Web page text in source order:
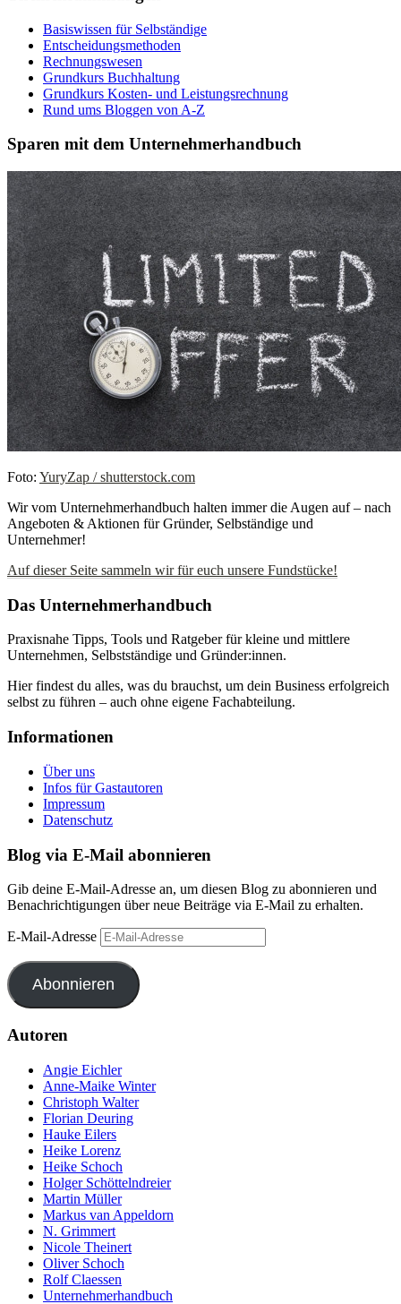
Basiswissen für Selbständige
Entscheidungsmethoden
Rechnungswesen
Grundkurs Buchhaltung
Grundkurs Kosten- und Leistungsrechnung
Rund ums Bloggen von A-Z
Sparen mit dem Unternehmerhandbuch
Foto: YuryZap / shutterstock.com
Wir vom Unternehmerhandbuch halten immer die Augen auf – nach
Angeboten & Aktionen für Gründer, Selbständige und
Unternehmer!
Auf dieser Seite sammeln wir für euch unsere Fundstücke!
Das Unternehmerhandbuch
Praxisnahe Tipps, Tools und Ratgeber für kleine und mittlere
Unternehmen, Selbstständige und Gründer:innen.
Hier findest du alles, was du brauchst, um dein Business erfolgreich
selbst zu führen – auch ohne eigene Fachabteilung.
Informationen
Über uns
Infos für Gastautoren
Impressum
Datenschutz
Blog via E-Mail abonnieren
Gib deine E-Mail-Adresse an, um diesen Blog zu abonnieren und
Benachrichtigungen über neue Beiträge via E-Mail zu erhalten.
E-Mail-Adresse
Abonnieren
Autoren
Angie Eichler
Anne-Maike Winter
Christoph Walter
Florian Deuring
Hauke Eilers
Heike Lorenz
Heike Schoch
Holger Schöttelndreier
Martin Müller
Markus van Appeldorn
N. Grimmert
Nicole Theinert
Oliver Schoch
Rolf Claessen
Unternehmerhandbuch